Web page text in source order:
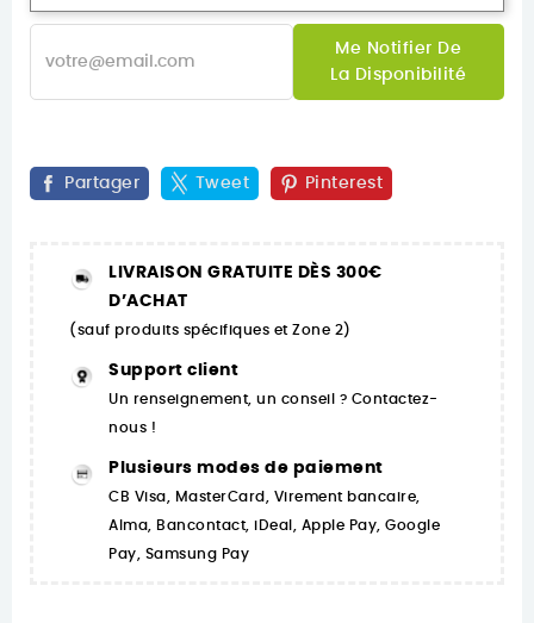
Me Notifier De
La Disponibilité
Partager Tweet Pinterest
LIVRAISON GRATUITE DÈS 300€
D’ACHAT
(sauf produits spécifiques et Zone 2)
Support client
Un renseignement, un conseil ? Contactez-
nous !
Plusieurs modes de paiement
CB Visa, MasterCard, Virement bancaire,
Alma, Bancontact, iDeal, Apple Pay, Google
Pay, Samsung Pay